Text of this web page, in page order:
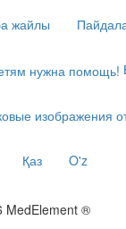
жайлы
изображения
Қаз O'z
MedElement ®